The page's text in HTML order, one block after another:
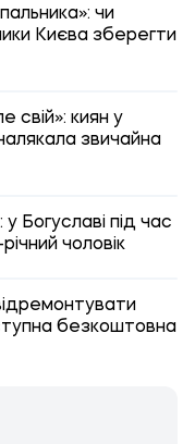
чи
Києва зберегти
свій»: киян у
звичайна
у Богуславі під час
чоловік
безкоштовна